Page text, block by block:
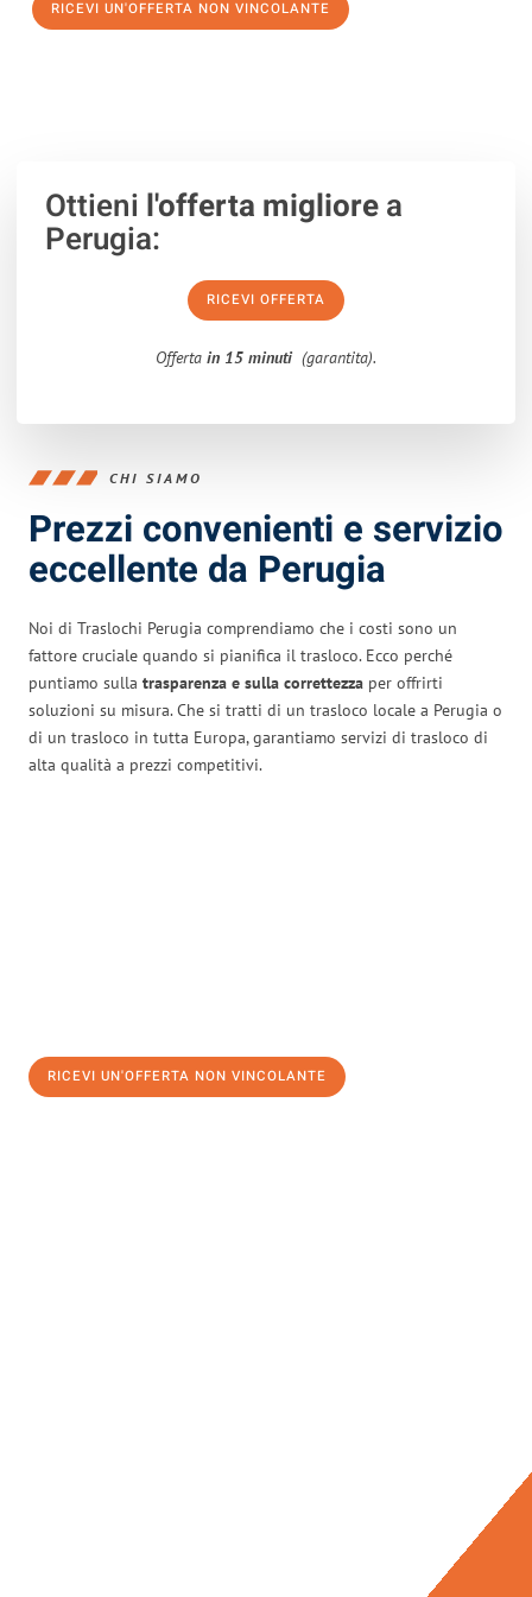
RICEVI UN'OFFERTA NON VINCOLANTE
Ottieni l'offerta migliorea
Perugia:
RICEVI OFFERTA
Offerta in 15 minuti (garantita).
CHI SIAMO
Prezzi convenienti e servizio
eccellente da Perugia
Noi di Traslochi Perugia comprendiamo che i costi sono un
fattore cruciale quando si pianifica il trasloco. Ecco perché
puntiamo sulla trasparenza e sulla correttezza per offrirti
soluzioni su misura. Che si tratti di un trasloco locale a Perugia o
di un trasloco in tutta Europa, garantiamo servizi di trasloco di
alta qualità a prezzi competitivi.
RICEVI UN'OFFERTA NON VINCOLANTE